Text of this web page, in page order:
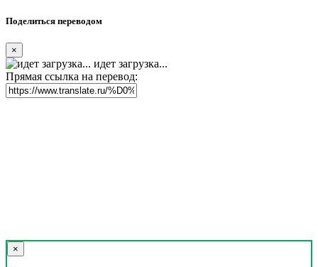
Поделиться переводом
×
идет загрузка...
Прямая ссылка на перевод:
×